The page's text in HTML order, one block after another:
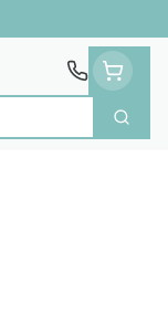
Zoek